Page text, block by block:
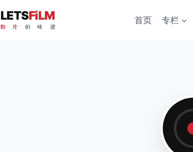
LETSFiLM
胶 片 的 味 道
首页 专栏